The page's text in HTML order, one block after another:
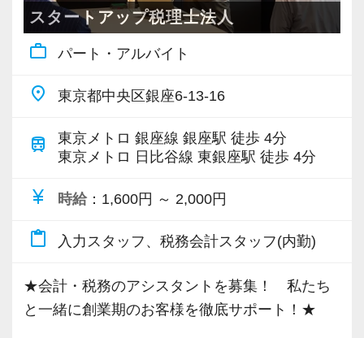
創業以来17年連続増収増益、顧問先数2500以
上、全国6拠点で安定的に成長中です。
お客様に事務所までご来社いただく来所型サー
います。
専門Webサイトを10サイト以上運営しており、
各オフィスに国税OB税理士が在籍しているの
応、給付金のサポート、補助金のサポートなど
お手伝いできる業務は数多く存在しています。
スタートアップ税理士法人
work_outline パート・アルバイト
place 東京都中央区銀座6-13-16
train
東京メトロ 銀座線 銀座駅 徒歩 4分
東京メトロ 日比谷線 東銀座駅 徒歩 4分
currency_yen 時給 ：1,600円 ～ 2,000円
content_paste 入力スタッフ、税務会計スタッフ(内勤)
★会計・税務のアシスタントを募集！ 私たち
と一緒に創業期のお客様を徹底サポート！★